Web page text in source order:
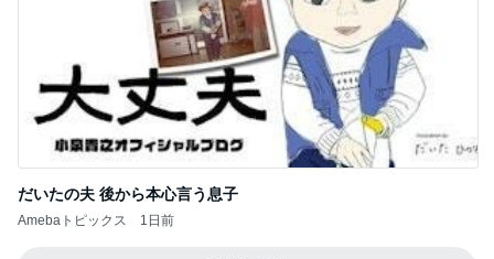
だいたの夫 後から本心言う息子
Amebaトピックス 1日前